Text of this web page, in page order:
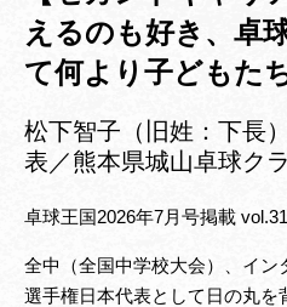
えるのも好き、卓
て何より子どもた
松下智子（旧姓：下長
表／熊本県城山卓球ク
卓球王国2026年7月号掲載 vol.31
全中（全国中学校大会）、イン
選手権日本代表として日の丸を